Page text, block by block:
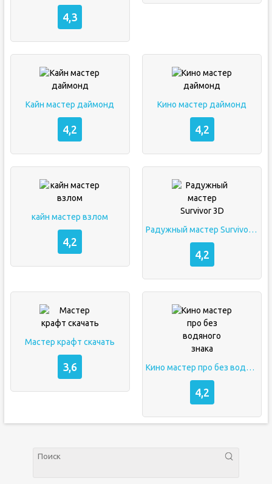
4,3
Кайн мастер даймонд
4,2
Кино мастер даймонд
4,2
кайн мастер взлом
4,2
Радужный мастер Survivor 3D
4,2
Мастер крафт скачать
3,6 Кино мастер про без водяного знака
4,2